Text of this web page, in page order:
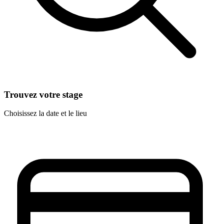
Trouvez votre stage
Choisissez la date et le lieu